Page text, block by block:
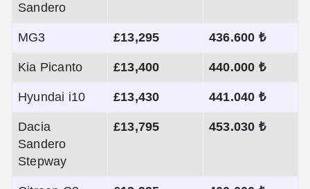
Sandero
MG3 £13,295 436.600 ₺
Kia Picanto £13,400 440.000 ₺
Hyundai i10 £13,430 441.040 ₺
Dacia
Sandero
Stepway
£13,795 453.030 ₺